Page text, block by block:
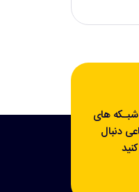
شبـکه های
دنبال
کنید